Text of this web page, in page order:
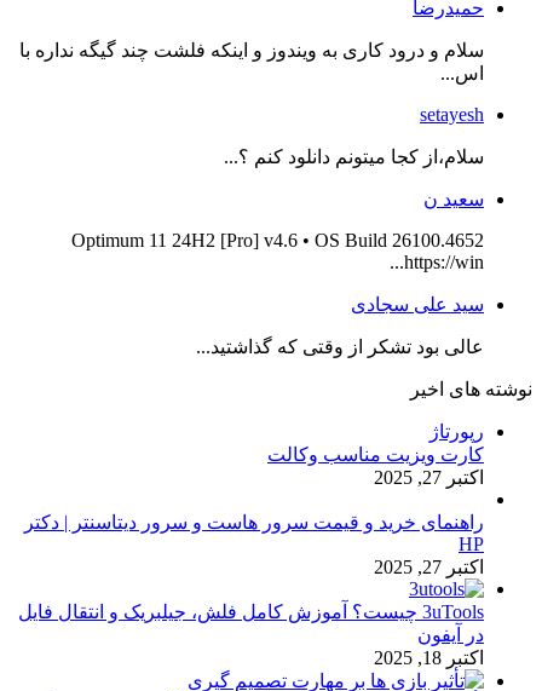
حمیدرضا
سلام و درود کاری به ویندوز و اینکه فلشت چند گیگه نداره با
اس...
setayesh
سلام،از کجا میتونم دانلود کنم ؟...
سعید ن
Optimum 11 24H2 [Pro] v4.6 • OS Build 26100.4652
https://win...
سید علی سجادی
عالی بود تشکر از وقتی که گذاشتید...
نوشته های اخیر
رپورتاژ
کارت ویزیت مناسب وکالت
اکتبر 27, 2025
راهنمای خرید و قیمت سرور هاست و سرور دیتاسنتر | دکتر
HP
اکتبر 27, 2025
3uTools چیست؟ آموزش کامل فلش، جیلبریک و انتقال فایل
در آیفون
اکتبر 18, 2025